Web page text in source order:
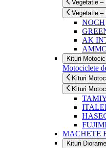
Vegetatie –
Vegetatie –
NOCH
AK
Kituri
Motociclete
Kituri
Kituri
MACHETE
Kituri